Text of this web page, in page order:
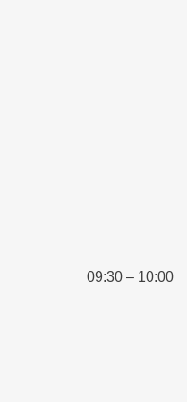
09:30 – 10:00